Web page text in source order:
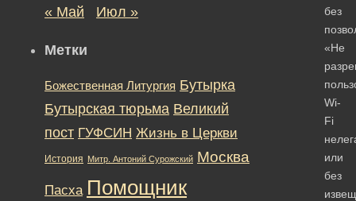
без
«Не
Wi-
Fi
или
без
« Май
Июл »
Метки
Божественная Литургия Бутырка
Бутырская тюрьма Великий
пост ГУФСИН Жизнь в Церкви
История Митр. Антоний Сурожский Москва
Пасха Помощник